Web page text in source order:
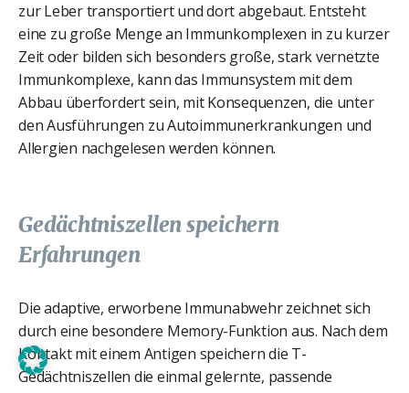
zur Leber transportiert und dort abgebaut. Entsteht
eine zu große Menge an Immunkomplexen in zu kurzer
Zeit oder bilden sich besonders große, stark vernetzte
Immunkomplexe, kann das Immunsystem mit dem
Abbau überfordert sein, mit Konsequenzen, die unter
den Ausführungen zu Autoimmunerkrankungen und
Allergien nachgelesen werden können.
Gedächtniszellen speichern
Erfahrungen
Die adaptive, erworbene Immunabwehr zeichnet sich
durch eine besondere Memory-Funktion aus. Nach dem
Kontakt mit einem Antigen speichern die T-
Gedächtniszellen die einmal gelernte, passende